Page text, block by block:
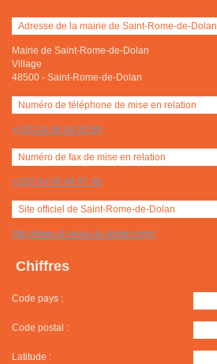
Adresse de la mairie de Saint-Rome-de-Dolan
Mairie de Saint-Rome-de-Dolan
Village
48500 - Saint-Rome-de-Dolan
Numéro de téléphone de mise en relation
+(33) 04 66 48 83 59
Numéro de fax de mise en relation
+(33) 04 66 48 87 46
Site officiel de Saint-Rome-de-Dolan
http://www.st-rome-de-dolan.com/
Chiffres
Code pays :
Code postal :
Latitude :